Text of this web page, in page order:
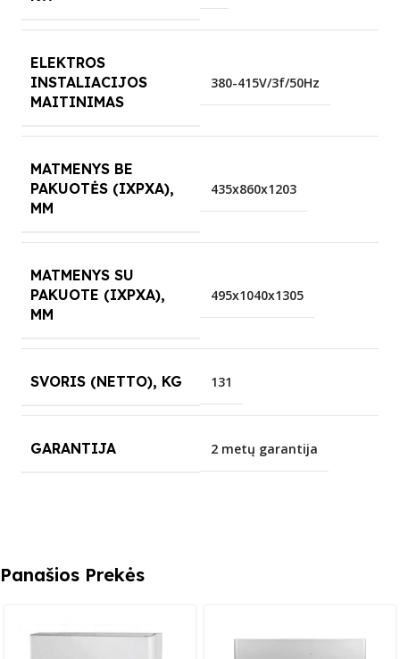
ELEKTROS
INSTALIACIJOS
MAITINIMAS
380-415V/3f/50Hz
MATMENYS BE
PAKUOTĖS (IXPXA),
MM
435x860x1203
MATMENYS SU
PAKUOTE (IXPXA),
MM
495x1040x1305
SVORIS (NETTO), KG 131
GARANTIJA 2 metų garantija
Panašios Prekės